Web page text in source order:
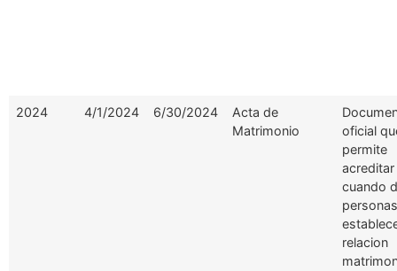
2024 4/1/2024 6/30/2024
Acta de
Matrimonio
oficial
permite
acreditar
cuando
personas
relacion